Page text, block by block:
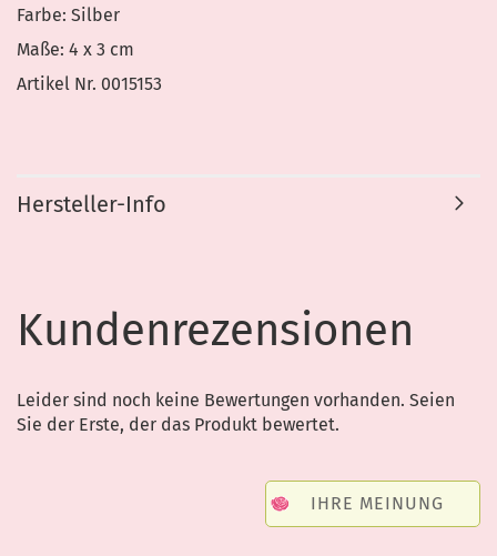
Farbe: Silber
Maße: 4 x 3 cm
Artikel Nr. 0015153
Hersteller-Info
Kundenrezensionen
Leider sind noch keine Bewertungen vorhanden. Seien
Sie der Erste, der das Produkt bewertet.
IHRE MEINUNG